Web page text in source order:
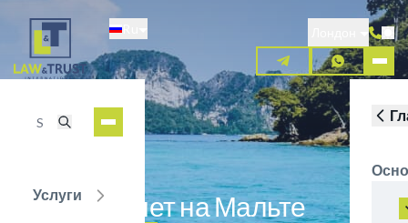
основному
содержанию
Услуги
Открыть счет на Мальте